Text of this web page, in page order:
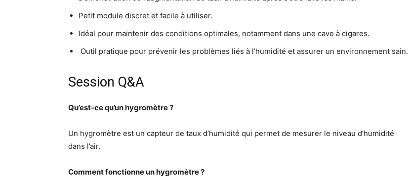
Petit module discret et facile à utiliser.
Idéal pour maintenir des conditions optimales, notamment dans une cave à cigares.
️ Outil pratique pour prévenir les problèmes liés à l’humidité et assurer un environnement sain.
Session Q&A
Qu’est-ce qu’un hygromètre ?
Un hygromètre est un capteur de taux d’humidité qui permet de mesurer le niveau d’humidité
dans l’air.
Comment fonctionne un hygromètre ?